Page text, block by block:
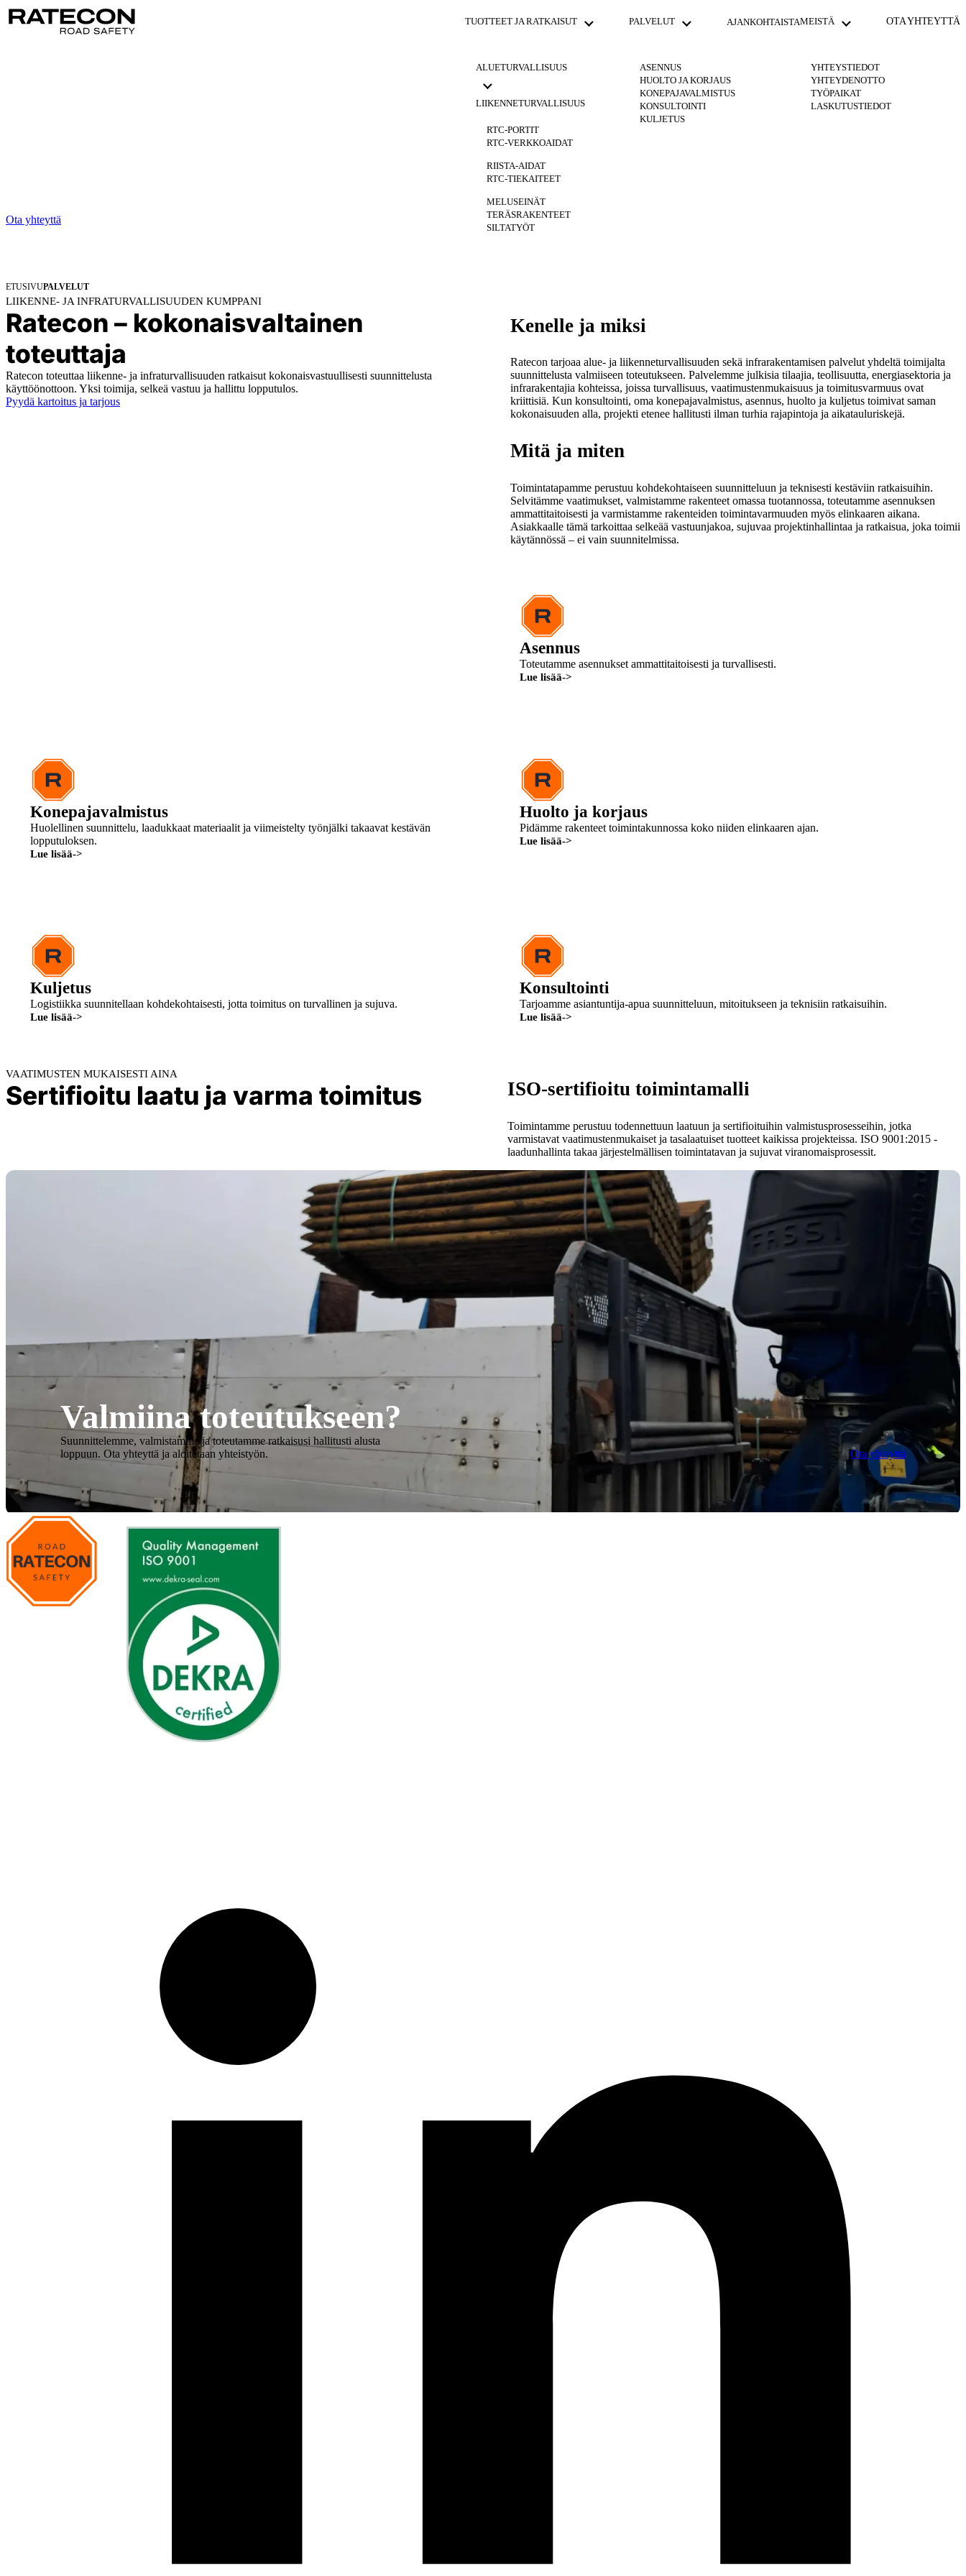
TUOTTEET JA RATKAISUT
ALUETURVALLISUUS
RTC-PORTIT
RTC-VERKKOAIDAT
RTC-PINNA- JA ERIKOISAIDAT
HIGH SECURITY
LIIKENNETURVALLISUUS
RIISTA-AIDAT
RTC-TIEKAITEET
TAITORAKENTEET
MELUSEINÄT
TERÄSRAKENTEET
SILTATYÖT
PALVELUT
ASENNUS
HUOLTO JA KORJAUS
KONEPAJAVALMISTUS
KONSULTOINTI
KULJETUS
AJANKOHTAISTAMEISTÄ
YHTEYSTIEDOT
YHTEYDENOTTO
TYÖPAIKAT
LASKUTUSTIEDOT
OTA YHTEYTTÄ
Liikenne- ja infraturvallisuuden toteutus alusta
Ota yhteyttä
ETUSIVUPALVELUT
LIIKENNE- JA INFRATURVALLISUUDEN KUMPPANI
Ratecon – kokonaisvaltainen
toteuttaja
Ratecon toteuttaa liikenne- ja infraturvallisuuden ratkaisut kokonaisvastuullisesti suunnittelusta
käyttöönottoon. Yksi toimija, selkeä vastuu ja hallittu lopputulos.
Pyydä kartoitus ja tarjous
Kenelle ja miksi
Ratecon tarjoaa alue- ja liikenneturvallisuuden sekä infrarakentamisen palvelut yhdeltä toimijalta
suunnittelusta valmiiseen toteutukseen. Palvelemme julkisia tilaajia, teollisuutta, energiasektoria ja
infrarakentajia kohteissa, joissa turvallisuus, vaatimustenmukaisuus ja toimitusvarmuus ovat
kriittisiä. Kun konsultointi, oma konepajavalmistus, asennus, huolto ja kuljetus toimivat saman
kokonaisuuden alla, projekti etenee hallitusti ilman turhia rajapintoja ja aikatauluriskejä.
Mitä ja miten
Toimintatapamme perustuu kohdekohtaiseen suunnitteluun ja teknisesti kestäviin ratkaisuihin.
Selvitämme vaatimukset, valmistamme rakenteet omassa tuotannossa, toteutamme asennuksen
ammattitaitoisesti ja varmistamme rakenteiden toimintavarmuuden myös elinkaaren aikana.
Asiakkaalle tämä tarkoittaa selkeää vastuunjakoa, sujuvaa projektinhallintaa ja ratkaisua, joka toimii
käytännössä – ei vain suunnitelmissa.
Asennus
Toteutamme asennukset ammattitaitoisesti ja turvallisesti.
Lue lisää->
Konepajavalmistus
Huolellinen suunnittelu, laadukkaat materiaalit ja viimeistelty työnjälki takaavat kestävän
lopputuloksen.
Lue lisää->
Huolto ja korjaus
Pidämme rakenteet toimintakunnossa koko niiden elinkaaren ajan.
Lue lisää->
Kuljetus
Logistiikka suunnitellaan kohdekohtaisesti, jotta toimitus on turvallinen ja sujuva.
Lue lisää->
Konsultointi
Tarjoamme asiantuntija-apua suunnitteluun, mitoitukseen ja teknisiin ratkaisuihin.
Lue lisää->
VAATIMUSTEN MUKAISESTI AINA
Sertifioitu laatu ja varma toimitus ISO-sertifioitu toimintamalli
Toimintamme perustuu todennettuun laatuun ja sertifioituihin valmistusprosesseihin, jotka
varmistavat vaatimustenmukaiset ja tasalaatuiset tuotteet kaikissa projekteissa. ISO 9001:2015 -
laadunhallinta takaa järjestelmällisen toimintatavan ja sujuvat viranomaisprosessit.
Valmiina toteutukseen?
Suunnittelemme, valmistamme ja toteutamme ratkaisusi hallitusti alusta
loppuun. Ota yhteyttä ja aloitetaan yhteistyön.
Ota yhteyttä